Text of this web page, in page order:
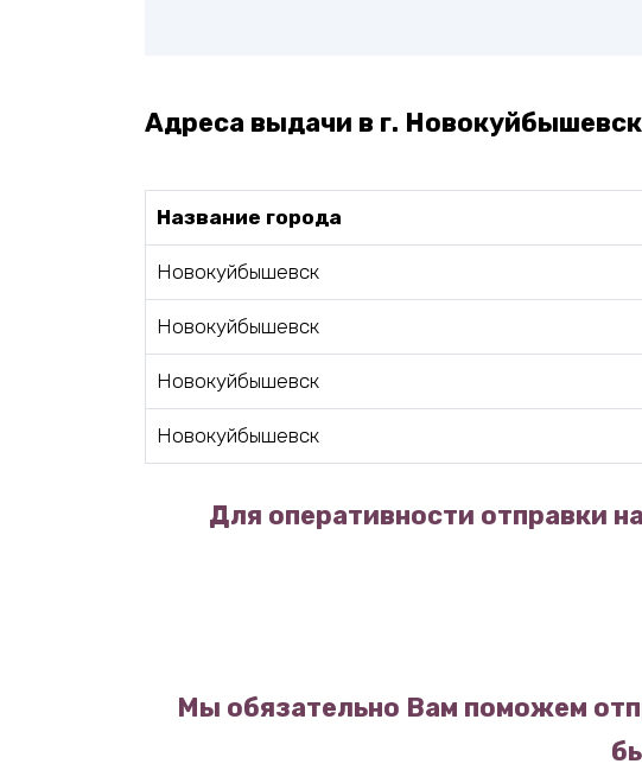
Адреса выдачи в г.
Название города
Новокуйбышевск
Новокуйбышевск
Новокуйбышевск
Новокуйбышевск
Для оперативности отправки
Мы обязательно Вам поможем